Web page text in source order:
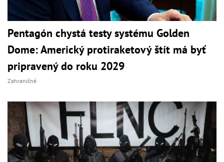
Pentagón chystá testy systému Golden
Dome: Americký protiraketový štít má byť
pripravený do roku 2029
Zahraničné